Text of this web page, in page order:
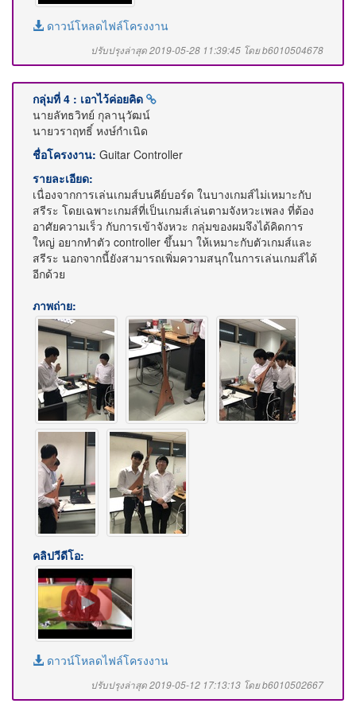
ดาวน์โหลดไฟล์โครงงาน
ปรับปรุงล่าสุด 2019-05-28 11:39:45 โดย b6010504678
กลุ่มที่ 4 : เอาไว้ค่อยคิด
นายลัทธวิทย์ กุลานุวัฒน์
นายวราฤทธิ์ หงษ์กำเนิด
ชื่อโครงงาน: Guitar Controller
รายละเอียด:
เนื่องจากการเล่นเกมส์บนคีย์บอร์ด ในบางเกมส์ไม่เหมาะกับ
สรีระ โดยเฉพาะเกมส์ที่เป็นเกมส์เล่นตามจังหวะเพลง ที่ต้อง
อาศัยความเร็ว กับการเข้าจังหวะ กลุ่มของผมจึงได้คิดการ
ใหญ่ อยากทำตัว controller ขึ้นมา ให้เหมาะกับตัวเกมส์และ
สรีระ นอกจากนี้ยังสามารถเพิ่มความสนุกในการเล่นเกมส์ได้
อีกด้วย
ภาพถ่าย:
คลิปวีดีโอ:
ดาวน์โหลดไฟล์โครงงาน
ปรับปรุงล่าสุด 2019-05-12 17:13:13 โดย b6010502667